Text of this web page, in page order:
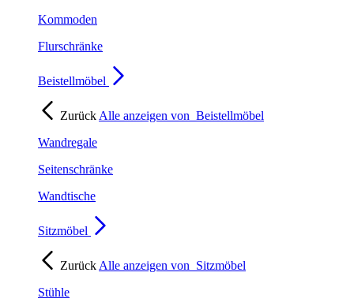
Kommoden
Flurschränke
Beistellmöbel
Zurück Alle anzeigen von Beistellmöbel
Wandregale
Seitenschränke
Wandtische
Sitzmöbel
Zurück Alle anzeigen von Sitzmöbel
Stühle